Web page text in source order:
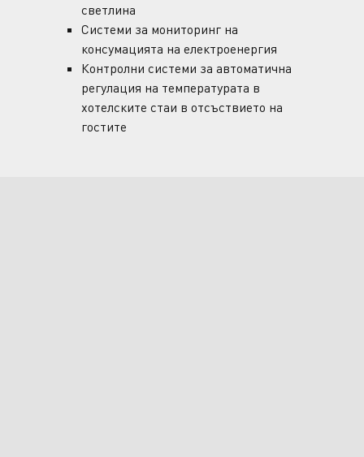
светлина
Системи за мониторинг на
консумацията на електроенергия
Контролни системи за автоматична
регулация на температурата в
хотелските стаи в отсъствието на
гостите